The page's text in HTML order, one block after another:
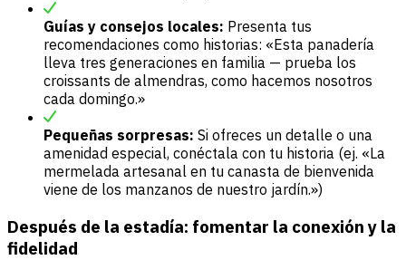
Guías y consejos locales: Presenta tus
recomendaciones como historias: «Esta panadería
lleva tres generaciones en familia — prueba los
croissants de almendras, como hacemos nosotros
cada domingo.»
Pequeñas sorpresas: Si ofreces un detalle o una
amenidad especial, conéctala con tu historia (ej. «La
mermelada artesanal en tu canasta de bienvenida
viene de los manzanos de nuestro jardín.»)
Después de la estadía: fomentar la conexión y la
fidelidad